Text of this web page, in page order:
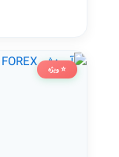
⭐ ویژه